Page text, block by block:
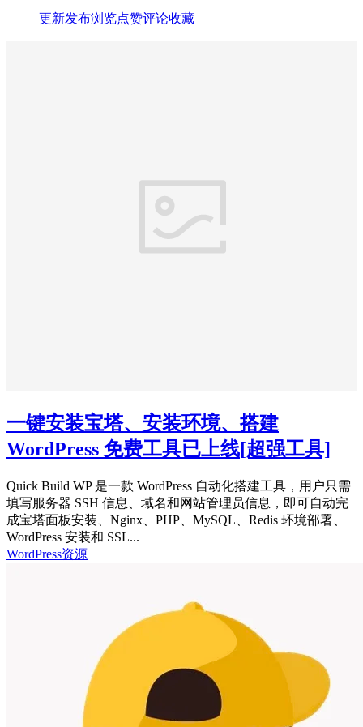
更新发布浏览点赞评论收藏
一键安装宝塔、安装环境、搭建
WordPress 免费工具已上线[超强工具]
Quick Build WP 是一款 WordPress 自动化搭建工具，用户只需
填写服务器 SSH 信息、域名和网站管理员信息，即可自动完
成宝塔面板安装、Nginx、PHP、MySQL、Redis 环境部署、
WordPress 安装和 SSL...
WordPress资源